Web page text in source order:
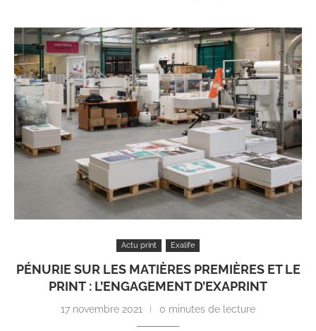
Actu print Exalife
PÉNURIE SUR LES MATIÈRES PREMIÈRES ET LE
PRINT : L’ENGAGEMENT D’EXAPRINT
17 novembre 2021 0 minutes de lecture